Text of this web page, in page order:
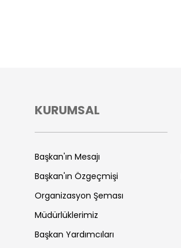
KURUMSAL
Başkan'ın Mesajı
Başkan'ın Özgeçmişi
Organizasyon Şeması
Müdürlüklerimiz
Başkan Yardımcıları